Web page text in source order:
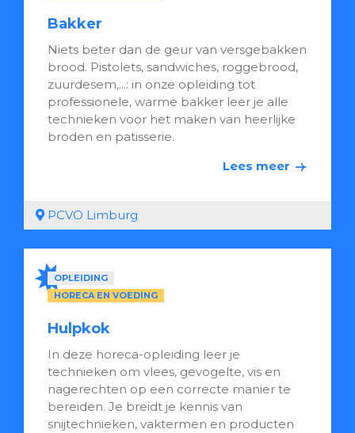
Bakker
Niets beter dan de geur van versgebakken
brood. Pistolets, sandwiches, roggebrood,
zuurdesem,...: in onze opleiding tot
professionele, warme bakker leer je alle
technieken voor het maken van heerlijke
broden en patisserie.
Lees meer
PCVO Limburg
OPLEIDING
HORECA EN VOEDING
Hulpkok
In deze horeca-opleiding leer je
technieken om vlees, gevogelte, vis en
nagerechten op een correcte manier te
bereiden. Je breidt je kennis van
snijtechnieken, vaktermen en producten